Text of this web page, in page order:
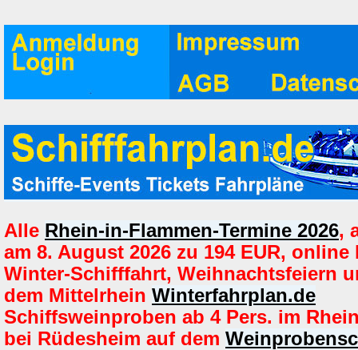
Alle Rhein-in-Flammen-Termine 2026,
am 8. August 2026 zu 194 EUR, online
Winter-Schifffahrt, Weihnachtsfeiern
dem Mittelrhein Winterfahrplan.de
Schiffsweinproben ab 4 Pers. im
bei Rüdesheim auf dem